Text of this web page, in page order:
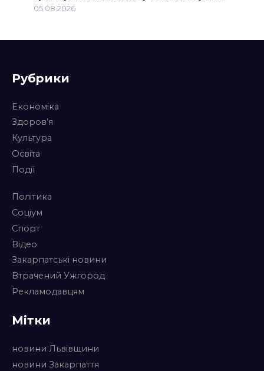
05.08.2026
Рубрики
Економіка
Здоров’я
Культура
Освіта
Події
Політика
Соціум
Спорт
Відео
Закарпатські новини
Втрачений Ужгород
Рекламодавцям
Мітки
новини Львівщини
новини Закарпаття